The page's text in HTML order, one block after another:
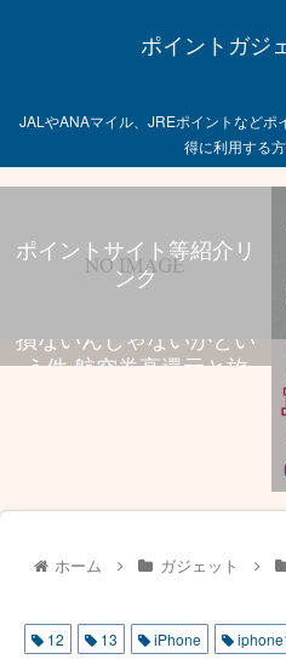
ポイントガジ
JALやANAマイル、JREポイントなどポ
得に利用する
ポイントサイト等紹介リ
ンク
飛行機乗る旅行好きなら
損ないんじゃないかとい
う件 航空券高還元と旅
ホーム ガジェット
12 13 iPhone